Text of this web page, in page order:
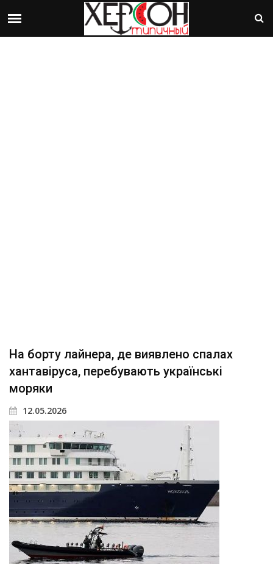
На борту лайнера, де виявлено спалах
хантавіруса, перебувають українські
моряки
12.05.2026